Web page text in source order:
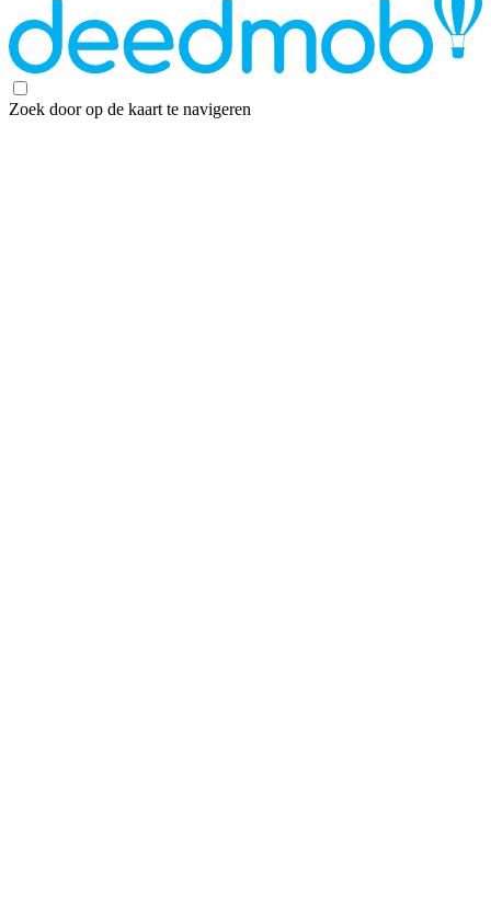
Zoek door op de kaart te navigeren